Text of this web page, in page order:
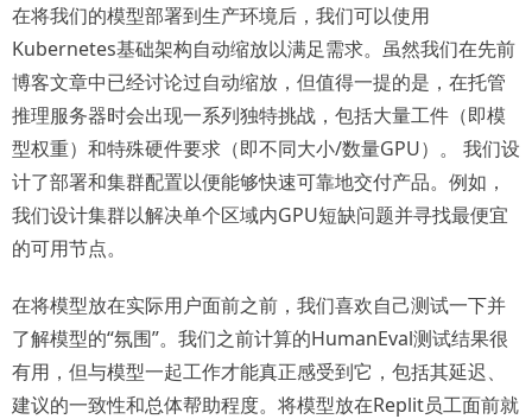
在将我们的模型部署到生产环境后，我们可以使用
Kubernetes基础架构自动缩放以满足需求。虽然我们在先前
博客文章中已经讨论过自动缩放，但值得一提的是，在托管
推理服务器时会出现一系列独特挑战，包括大量工件（即模
型权重）和特殊硬件要求（即不同大小/数量GPU）。 我们设
计了部署和集群配置以便能够快速可靠地交付产品。例如，
我们设计集群以解决单个区域内GPU短缺问题并寻找最便宜
的可用节点。
在将模型放在实际用户面前之前，我们喜欢自己测试一下并
了解模型的“氛围”。我们之前计算的HumanEval测试结果很
有用，但与模型一起工作才能真正感受到它，包括其延迟、
建议的一致性和总体帮助程度。将模型放在Replit员工面前就